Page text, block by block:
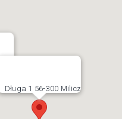
Długa 1 56-300 Milicz